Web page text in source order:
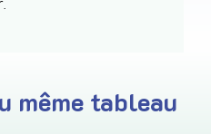
même tableau